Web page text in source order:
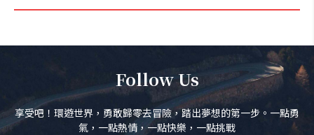
Follow Us
享受吧！環遊世界，勇敢歸零去冒險，踏出夢想的第一步。一點勇
氣，一點熱情，一點快樂，一點挑戰